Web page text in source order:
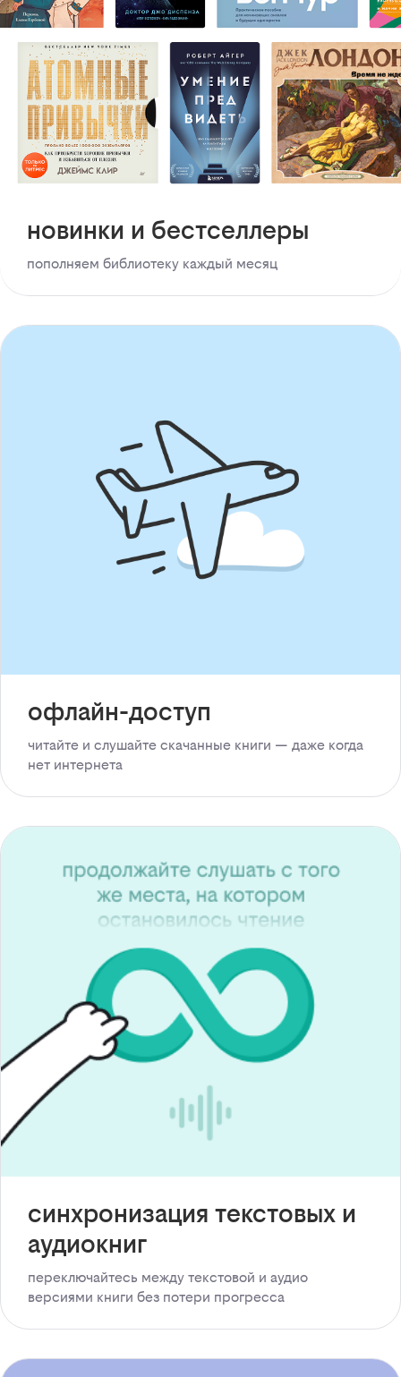
новинки и бестселлеры
пополняем библиотеку каждый месяц
офлайн-доступ
читайте и слушайте скачанные книги — даже когда
нет интернета
синхронизация текстовых и
аудиокниг
переключайтесь между текстовой и аудио
версиями книги без потери прогресса